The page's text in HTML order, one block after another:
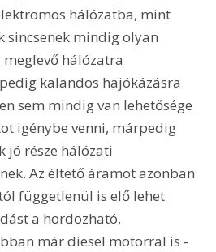
hálózatba, mint
sincsenek mindig olyan
hálózatra
kalandos hajókázásra
sem mindig van lehetősége
igénybe venni, márpedig
jó része hálózati
Az éltető áramot azonban
függetlenül is elő lehet
a hordozható,
már diesel motorral is -